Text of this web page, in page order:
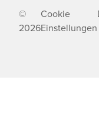
©
2026
Cookie
Einstellungen